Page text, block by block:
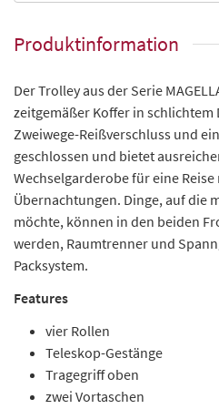
Produktinformation
Der Trolley aus der Serie
zeitgemäßer Koffer in schlichtem
Zweiwege-Reißverschluss und
geschlossen und bietet
Wechselgarderobe für eine
Übernachtungen. Dinge, auf die
möchte, können in den beiden
werden, Raumtrenner und
Packsystem.
Features
vier Rollen
Teleskop-Gestänge
Tragegriff oben
zwei Vortaschen